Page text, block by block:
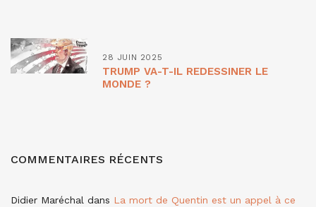
28 JUIN 2025
TRUMP VA-T-IL REDESSINER LE
MONDE ?
COMMENTAIRES RÉCENTS
Didier Maréchal dans La mort de Quentin est un appel à ce